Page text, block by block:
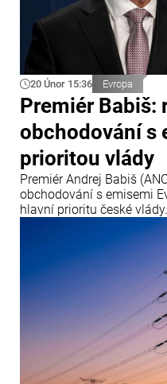
20 Únor 15:36 Evropa
Premiér Babiš:
obchodování s
prioritou vlády
Premiér Andrej Babiš
obchodování s emisemi
hlavní prioritu české vlády.